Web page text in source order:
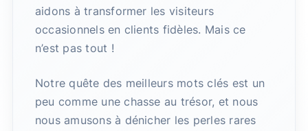
aidons à transformer les visiteurs
occasionnels en clients fidèles. Mais ce
n’est pas tout !
Notre quête des meilleurs mots clés est un
peu comme une chasse au trésor, et nous
nous amusons à dénicher les perles rares